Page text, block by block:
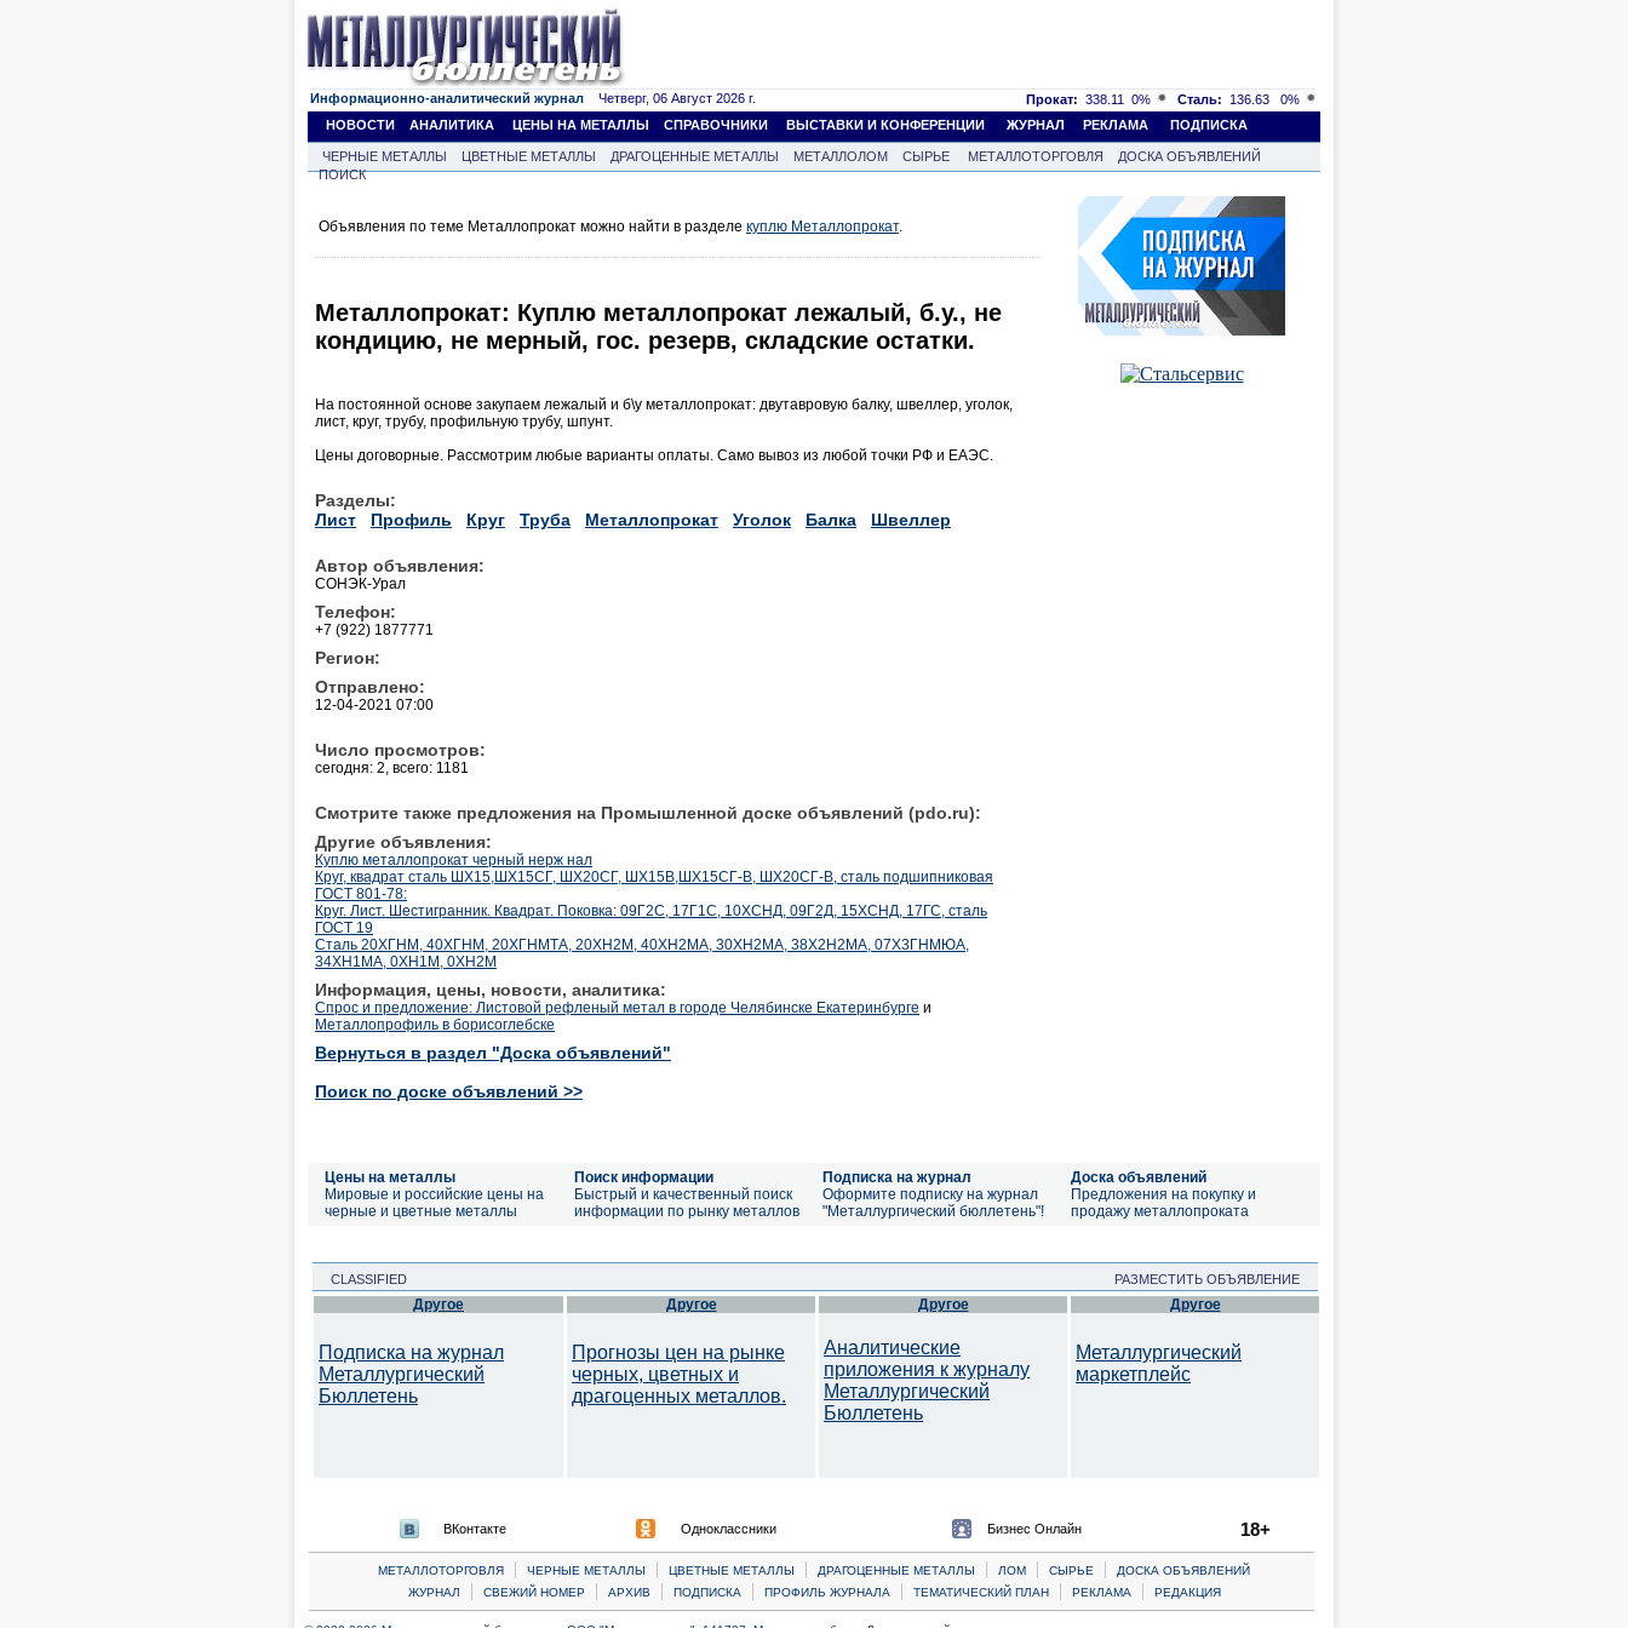
Информационно-аналитический журнал Четверг, 06 Август 2026 г. Прокат: 338.11 0% Сталь: 136.63
0%
НОВОСТИ
АНАЛИТИКА ЦЕНЫ НА МЕТАЛЛЫ СПРАВОЧНИКИ ВЫСТАВКИ И КОНФЕРЕНЦИИ ЖУРНАЛ РЕКЛАМА ПОДПИСКА
ЧЕРНЫЕ МЕТАЛЛЫ ЦВЕТНЫЕ МЕТАЛЛЫ ДРАГОЦЕННЫЕ МЕТАЛЛЫ МЕТАЛЛОЛОМ СЫРЬЕ МЕТАЛЛОТОРГОВЛЯ
ДОСКА ОБЪЯВЛЕНИЙ
ПОИСК
Объявления по теме Металлопрокат можно найти в разделе куплю Металлопрокат.
Металлопрокат: Куплю металлопрокат лежалый, б.у., не
кондицию, не мерный, гос. резерв, складские остатки.
На постоянной основе закупаем лежалый и б\у металлопрокат: двутавровую балку, швеллер, уголок,
лист, круг, трубу, профильную трубу, шпунт.
Цены договорные. Рассмотрим любые варианты оплаты. Само вывоз из любой точки РФ и ЕАЭС.
Разделы:
Лист
Профиль Круг Труба Металлопрокат Уголок Балка Швеллер
Автор объявления:
СОНЭК-Урал
Телефон:
+7 (922) 1877771
Регион:
Отправлено:
12-04-2021 07:00
Число просмотров:
сегодня: 2, всего: 1181
Смотрите также предложения на Промышленной доске объявлений (pdo.ru):
Другие объявления:
Куплю металлопрокат черный нерж нал
Круг, квадрат сталь ШХ15,ШХ15СГ, ШХ20СГ, ШХ15В,ШХ15СГ-В, ШХ20СГ-В, сталь подшипниковая
ГОСТ 801-78:
Круг. Лист. Шестигранник. Квадрат. Поковка: 09Г2С, 17Г1С, 10ХСНД, 09Г2Д, 15ХСНД, 17ГС, сталь
ГОСТ 19
Сталь 20ХГНМ, 40ХГНМ, 20ХГНМТА, 20ХН2М, 40ХН2МА, 30ХН2МА, 38Х2Н2МА, 07Х3ГНМЮА,
34ХН1МА, 0ХН1М, 0ХН2М
Информация, цены, новости, аналитика:
Спрос и предложение: Листовой рефленый метал в городе Челябинске Екатеринбурге и
Металлопрофиль в борисоглебске
Вернуться в раздел "Доска объявлений"
Поиск по доске объявлений >>
Цены на металлы
Мировые и российские цены на
черные и цветные металлы
Поиск информации
Быстрый и качественный поиск
информации по рынку металлов
Подписка на журнал
Оформите подписку на журнал
"Металлургический бюллетень"!
Доска объявлений
Предложения на покупку и
продажу металлопроката
CLASSIFIED РАЗМЕСТИТЬ ОБЪЯВЛЕНИЕ
Другое
Подписка на журнал
Металлургический
Бюллетень
Другое
Прогнозы цен на рынке
черных, цветных и
драгоценных металлов.
Другое
Аналитические
приложения к журналу
Металлургический
Бюллетень
Другое
Металлургический
маркетплейс
ВКонтакте Одноклассники Бизнес Онлайн 18+
МЕТАЛЛОТОРГОВЛЯ | ЧЕРНЫЕ МЕТАЛЛЫ | ЦВЕТНЫЕ МЕТАЛЛЫ | ДРАГОЦЕННЫЕ МЕТАЛЛЫ | ЛОМ | CЫРЬЕ |
ДОСКА ОБЪЯВЛЕНИЙ
ЖУРНАЛ
| СВЕЖИЙ НОМЕР | АРХИВ | ПОДПИСКА | ПРОФИЛЬ ЖУРНАЛА | ТЕМАТИЧЕСКИЙ ПЛАН | РЕКЛАМА | РЕДАКЦИЯ